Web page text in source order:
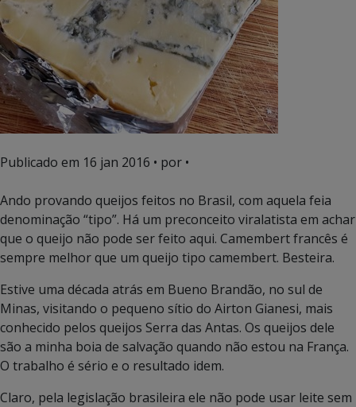
Publicado em 16 jan 2016 • por •
Ando provando queijos feitos no Brasil, com aquela feia
denominação “tipo”. Há um preconceito viralatista em achar
que o queijo não pode ser feito aqui. Camembert francês é
sempre melhor que um queijo tipo camembert. Besteira.
Estive uma década atrás em Bueno Brandão, no sul de
Minas, visitando o pequeno sítio do Airton Gianesi, mais
conhecido pelos queijos Serra das Antas. Os queijos dele
são a minha boia de salvação quando não estou na França.
O trabalho é sério e o resultado idem.
Claro, pela legislação brasileira ele não pode usar leite sem